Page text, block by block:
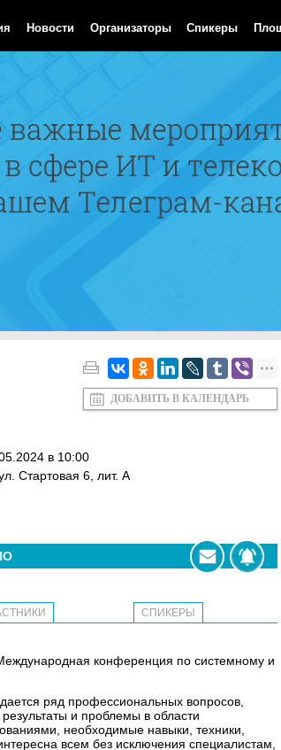
Новости Организаторы Спикеры
ДОБАВИТЬ В КАЛЕНДАРЬ
в 10:00
ул. Стартовая 6, лит. А
СПИКЕРЫ
конференция по системному и
ряд профессиональных вопросов,
и проблемы в области
необходимые навыки, техники,
всем без исключения специалистам,